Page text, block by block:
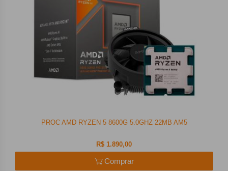
PROC AMD RYZEN 5 8600G 5.0GHZ 22MB AM5
R$ 1.890,00
Comprar